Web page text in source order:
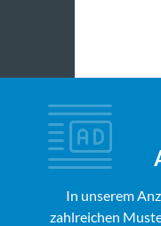
In unserem
zahlreichen